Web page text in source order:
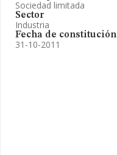
Sociedad limitada
Sector
Industria
Fecha de constitución
31-10-2011